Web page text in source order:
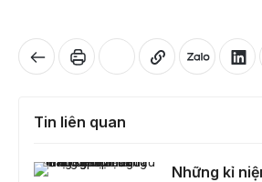
Tin liên quan
Những kỉ niệm đáng nhớ cùng một hành trình mới sắp bắt đầu
Những kỉ